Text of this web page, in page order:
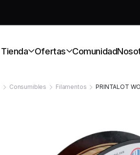
Tienda Ofertas Comunidad
Consumibles Filamentos PRINTALOT